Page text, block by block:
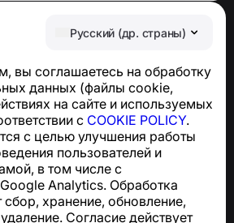
Русский (др. страны)
вы соглашаетесь на обработку
данных (файлы cookie,
на сайте и используемых
с COOKIE POLICY.
с целью улучшения работы
пользователей и
в том числе с
Analytics. Обработка
хранение, обновление,
Согласие действует
·
приложение для защиты от
спама и нежелательных
GDPR: